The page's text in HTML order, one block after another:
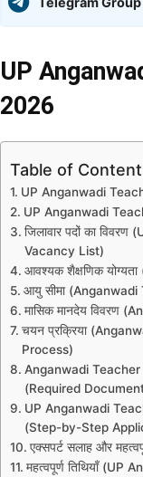
UP
2026
Table of
UP Anganwadi
UP Anganwadi
जिलावार पदों का
Vacancy List)
आवश्यक शैक्षणिक
आयु सीमा
मासिक मानदेय विवरण
चयन प्रक्रिया
Process)
Anganwadi
(Required
UP Anganwadi
(Step-by-Step
एक्सपर्ट सलाह और
महत्वपूर्ण तिथियाँ